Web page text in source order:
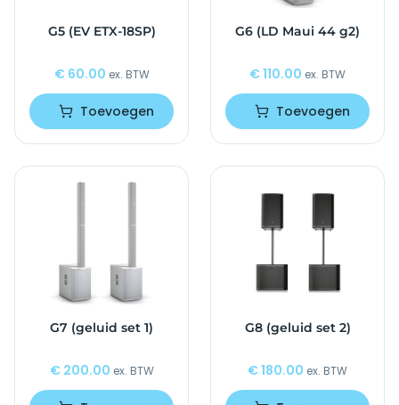
G5 (EV ETX-18SP)
€ 60.00 ex. BTW
Toevoegen
G6 (LD Maui 44 g2)
€110.00 ex. BTW
Toevoegen
G7 (geluid set 1)
€ 200.00 ex. BTW
G8 (geluid set 2)
€180.00 ex. BTW